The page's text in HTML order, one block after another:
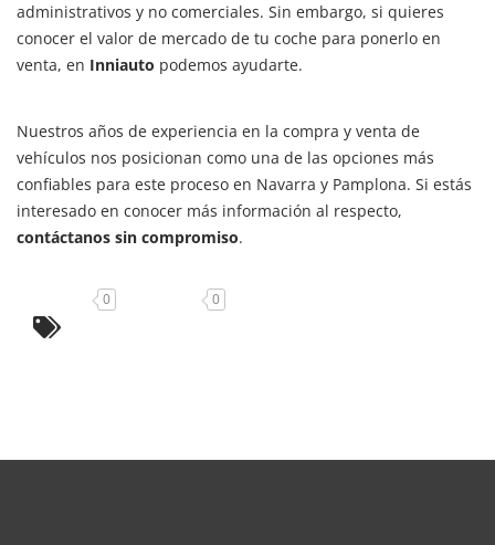
administrativos y no comerciales. Sin embargo, si quieres
conocer el valor de mercado de tu coche para ponerlo en
venta, en Inniauto podemos ayudarte.
Nuestros años de experiencia en la compra y venta de
vehículos nos posicionan como una de las opciones más
confiables para este proceso en Navarra y Pamplona. Si estás
interesado en conocer más información al respecto,
contáctanos sin compromiso.
0 0